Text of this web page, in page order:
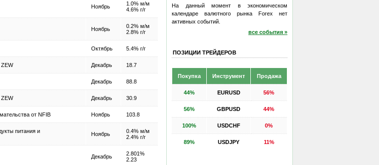
Ноябрь
1.0% м/м
4.6% г/г
Ноябрь
0.2% м/м
2.8% г/г
Октябрь 5.4% г/г
Декабрь 18.7
Декабрь 88.8
Декабрь 30.9
от NFIB Ноябрь 103.8
питания и
Ноябрь
0.4% м/м
2.4% г/г
Декабрь
2.801%
2.23
На данный момент в экономическом
календаре валютного рынка Forex нет
активных событий.
все события »
ПОЗИЦИИ ТРЕЙДЕРОВ
Покупка Инструмент Продажа
44% EURUSD 56%
56% GBPUSD 44%
100% USDCHF 0%
89% USDJPY 11%